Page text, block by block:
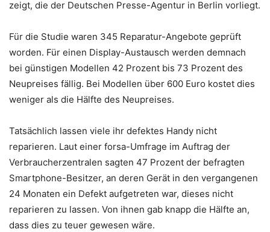
zeigt, die der Deutschen Presse-Agentur in Berlin vorliegt.
Für die Studie waren 345 Reparatur-Angebote geprüft
worden. Für einen Display-Austausch werden demnach
bei günstigen Modellen 42 Prozent bis 73 Prozent des
Neupreises fällig. Bei Modellen über 600 Euro kostet dies
weniger als die Hälfte des Neupreises.
Tatsächlich lassen viele ihr defektes Handy nicht
reparieren. Laut einer forsa-Umfrage im Auftrag der
Verbraucherzentralen sagten 47 Prozent der befragten
Smartphone-Besitzer, an deren Gerät in den vergangenen
24 Monaten ein Defekt aufgetreten war, dieses nicht
reparieren zu lassen. Von ihnen gab knapp die Hälfte an,
dass dies zu teuer gewesen wäre.